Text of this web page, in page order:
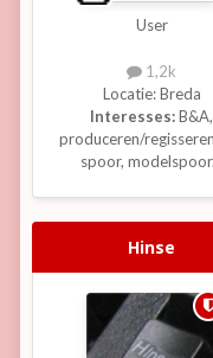
User
1,2k
Locatie:Breda
Interesses:B&A,
produceren/
spoor,
Hinse